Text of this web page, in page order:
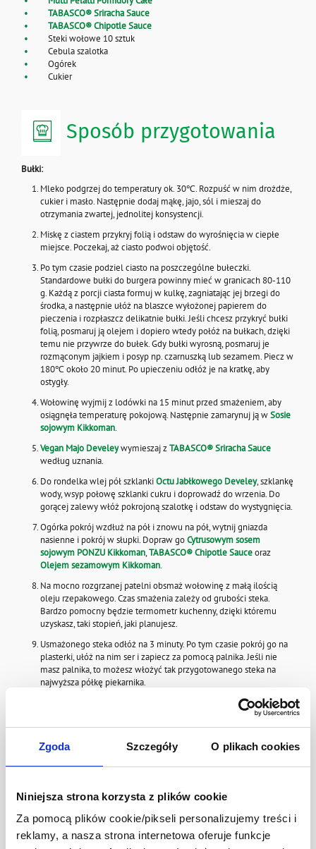
Zgoda Szczegóły O plikach cookies
Niniejsza strona korzysta z plików cookie
Za pomocą plików cookie/pikseli personalizujemy treści i
reklamy, a nasza strona internetowa oferuje funkcje
TABASCO® Sriracha Sauce
TABASCO® Chipotle Sauce
Steki wołowe 10 sztuk
Cebula szalotka
Ogórek
Cukier
Sposób przygotowania
Bułki:
Mleko podgrzej do temperatury ok. 30℃. Rozpuść w nim drożdże,
cukier i masło. Następnie dodaj mąkę, jajo, sól i mieszaj do
otrzymania zwartej, jednolitej konsystencji.
Miskę z ciastem przykryj folią i odstaw do wyrośnięcia w ciepłe
miejsce. Poczekaj, aż ciasto podwoi objętość.
Po tym czasie podziel ciasto na poszczególne bułeczki.
Standardowe bułki do burgera powinny mieć w granicach 80-110
g. Każdą z porcji ciasta formuj w kulkę, zagniatając jej brzegi do
środka, a następnie ułóż na blaszce wyłożonej papierem do
pieczenia i rozpłaszcz delikatnie bułki. Jeśli chcesz przykryć bułki
folią, posmaruj ją olejem i dopiero wtedy połóż na bułkach, dzięki
temu nie przywrze do bułek. Gdy bułki wyrosną, posmaruj je
rozmąconym jajkiem i posyp np. czarnuszką lub sezamem. Piecz w
180℃ około 20 minut. Po upieczeniu odłóż je na kratkę, aby
ostygły.
Wołowinę wyjmij z lodówki na 15 minut przed smażeniem, aby
osiągnęła temperaturę pokojową. Następnie zamarynuj ją wSosie
sojowym Kikkoman.
Vegan Majo Develeywymieszaj zTABASCO® Sriracha Sauce
według uznania.
Do rondelka wlej pół szklankiOctu Jabłkowego Develey, szklankę
wody, wsyp połowę szklanki cukru i doprowadź do wrzenia. Do
gorącej zalewy włóż pokrojoną szalotkę i odstaw do wystygnięcia.
Ogórka pokrój wzdłuż na pół i znowu na pół, wytnij gniazda
nasienne i pokrój w słupki. Dopraw goCytrusowym sosem
sojowym PONZU Kikkoman,TABASCO® Chipotle Sauceoraz
Olejem sezamowym Kikkoman.
Na mocno rozgrzanej patelni obsmaż wołowinę z małą ilością
oleju rzepakowego. Czas smażenia zależy od grubości steka.
Bardzo pomocny będzie termometr kuchenny, dzięki któremu
uzyskasz, taki stopień, jaki planujesz.
Usmażonego steka odłóż na 3 minuty. Po tym czasie pokrój go na
plasterki, ułóż na nim ser i zapiecz za pomocą palnika. Jeśli nie
masz palnika, to możesz włożyć tak przygotowanego steka na
najwyższa półkę piekarnika.
1 szt. 12 szt.